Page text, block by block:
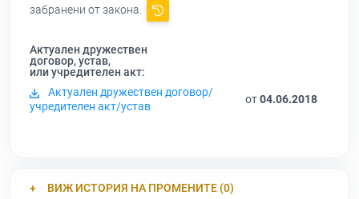
забранени от закона.
Актуален дружествен
договор, устав,
или учредителен акт:
Актуален дружествен договор/
учредителен акт/устав
от04.06.2018
ВИЖ ИСТОРИЯ НА ПРОМЕНИТЕ (0)